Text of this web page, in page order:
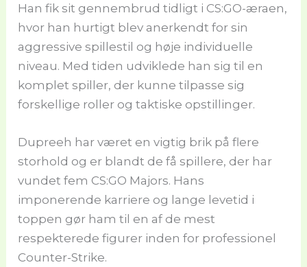
Han fik sit gennembrud tidligt i CS:GO-æraen,
hvor han hurtigt blev anerkendt for sin
aggressive spillestil og høje individuelle
niveau. Med tiden udviklede han sig til en
komplet spiller, der kunne tilpasse sig
forskellige roller og taktiske opstillinger.
Dupreeh har været en vigtig brik på flere
storhold og er blandt de få spillere, der har
vundet fem CS:GO Majors. Hans
imponerende karriere og lange levetid i
toppen gør ham til en af de mest
respekterede figurer inden for professionel
Counter-Strike.